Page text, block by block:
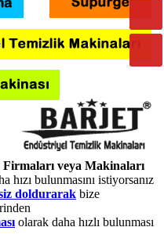
veya Makinaları
hızı bulunmasını istiyorsanız
doldurarak bize
olarak daha hızlı bulunması